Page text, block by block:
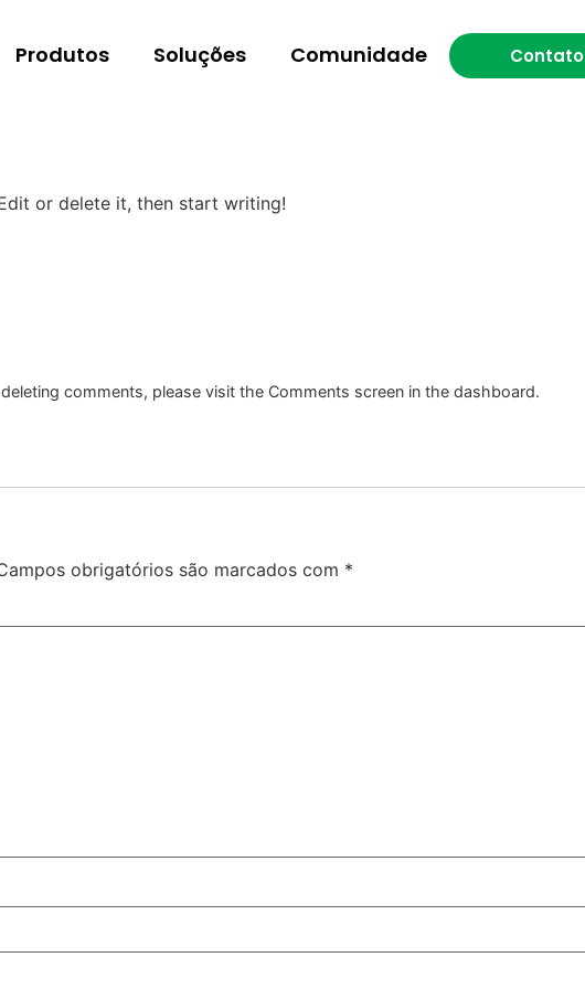
Produtos Soluções Comunidade Contato
or delete it, then start writing!
comments, please visit the Comments screen in the dashboard.
obrigatórios são marcados com *